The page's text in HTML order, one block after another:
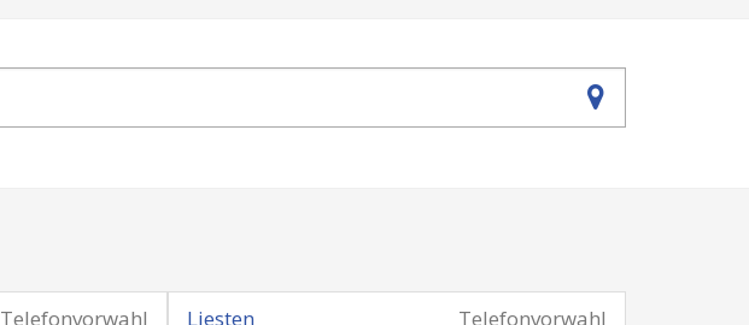
Telefonvorwahl Telefonvorwahl
Liesten